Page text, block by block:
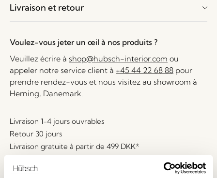
Livraison et retour
Voulez-vous jeter un œil à nos produits ?
Veuillez écrire à shop@hubsch-interior.com ou
appeler notre service client à +45 44 22 68 88 pour
prendre rendez-vous et nous visitez au showroom à
Herning, Danemark.
Livraison 1-4 jours ouvrables
Retour 30 jours
Livraison gratuite à partir de 499 DKK*